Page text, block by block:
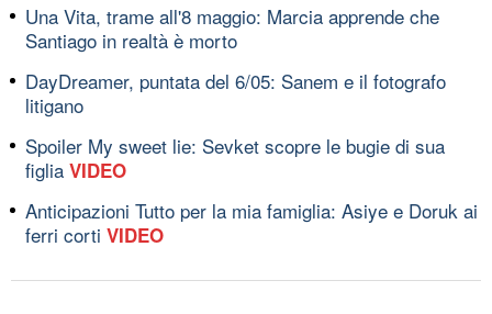
Una Vita, trame all'8 maggio: Marcia apprende che
Santiago in realtà è morto
DayDreamer, puntata del 6/05: Sanem e il fotografo
litigano
Spoiler My sweet lie: Sevket scopre le bugie di sua
figlia VIDEO
Anticipazioni Tutto per la mia famiglia: Asiye e Doruk ai
ferri corti VIDEO